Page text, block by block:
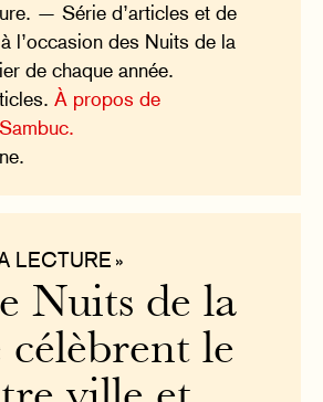
— Série d’articles et de
l’occasion des Nuits de la
de chaque année.
À propos de
LECTURE »
Nuits de la
célèbrent le